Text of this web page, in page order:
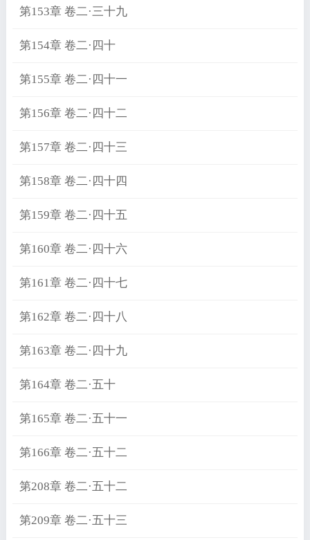
第153章 卷二·三十九
第154章 卷二·四十
第155章 卷二·四十一
第156章 卷二·四十二
第157章 卷二·四十三
第158章 卷二·四十四
第159章 卷二·四十五
第160章 卷二·四十六
第161章 卷二·四十七
第162章 卷二·四十八
第163章 卷二·四十九
第164章 卷二·五十
第165章 卷二·五十一
第166章 卷二·五十二
第208章 卷二·五十二
第209章 卷二·五十三